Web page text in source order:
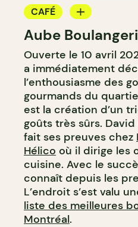
CAFÉ
BOULANGERIE
Aube
Ouverte le 10 avril
a immédiatement
l’enthousiasme des
gourmands du
est la création d’un
goûts très sûrs.
fait ses preuves chez
Hélico où il dirige les
cuisine. Avec le
connaît depuis les
L’endroit s’est valu
liste des meilleures
Montréal.